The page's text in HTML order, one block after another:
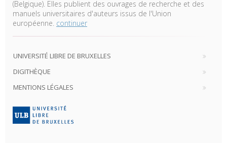
(Belgique). Elles publient des ouvrages de recherche et des
manuels universitaires d'auteurs issus de l'Union
européenne. continuer
UNIVERSITÉ LIBRE DE BRUXELLES
DIGITHÈQUE
MENTIONS LÉGALES